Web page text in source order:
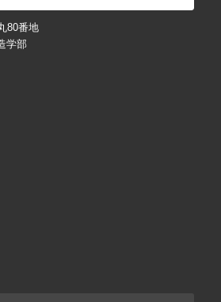
80番地
学部